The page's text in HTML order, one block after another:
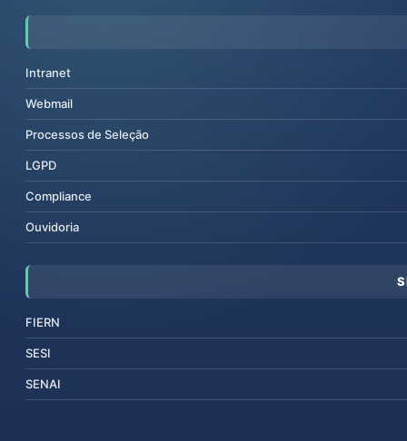
Intranet
Webmail
Processos de Seleção
LGPD
Compliance
Ouvidoria
FIERN
SESI
SENAI